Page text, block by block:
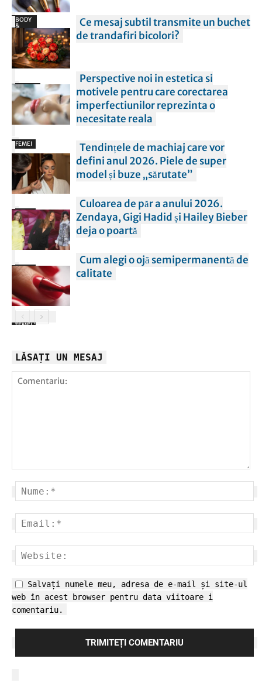
BODY
&
SPIRIT
Cadouri
Ce mesaj subtil transmite un buchet
de trandafiri bicolori?
FEMEI
Perspective noi in estetica si
motivele pentru care corectarea
imperfectiunilor reprezinta o
necesitate reala
FEMEI
Tendințele de machiaj care vor
defini anul 2026. Piele de super
model și buze „sărutate”
FEMEI
Culoarea de păr a anului 2026.
Zendaya, Gigi Hadid și Hailey Bieber
deja o poartă
FEMEI
Cum alegi o ojă semipermanentă de
calitate
LĂSAȚI UN MESAJ
Salvați numele meu, adresa de e-mail și site-ul
web în acest browser pentru data viitoare i
comentariu.